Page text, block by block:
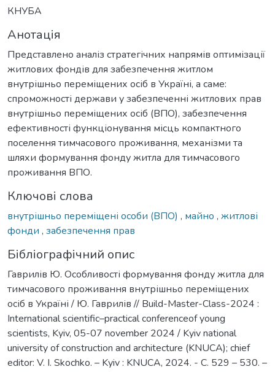
КНУБА
Анотація
Представлено аналіз стратегічних напрямів оптимізації
житлових фондів для забезпечення житлом
внутрішньо переміщених осіб в Україні, а саме:
спроможності держави у забезпеченні житлових прав
внутрішньо переміщених осіб (ВПО), забезпечення
ефективності функціонування місць компактного
поселення тимчасового проживання, механізми та
шляхи формування фонду житла для тимчасового
проживання ВПО.
Ключові слова
внутрішньо переміщені особи (ВПО) , майно , житлові
фонди , забезпечення прав
Бібліографічний опис
Гаврилів Ю. Особливості формування фонду житла для
тимчасового проживання внутрішньо переміщених
осіб в Україні / Ю. Гаврилів // Build-Master-Class-2024 :
International scientific–practical conferenceof young
scientists, Kyiv, 05-07 november 2024 / Kyiv national
university of construction and architecture (KNUCA); chief
editor: V. I. Skochko. – Kyiv : KNUCA, 2024. - С. 529 – 530. –